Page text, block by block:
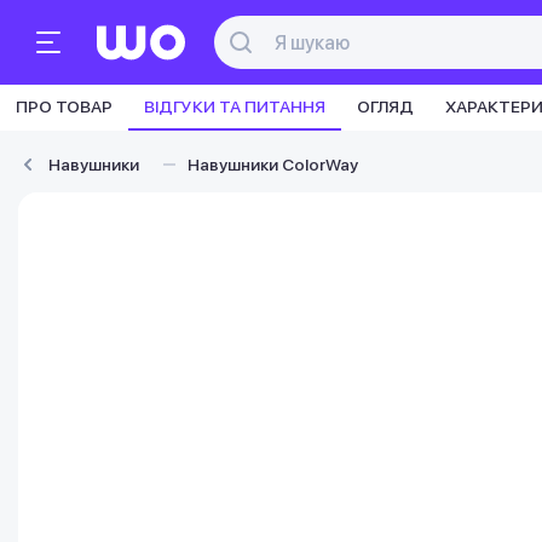
ПРО ТОВАР ВІДГУКИ ТА ПИТАННЯ ОГЛЯД
Навушники Навушники ColorWay